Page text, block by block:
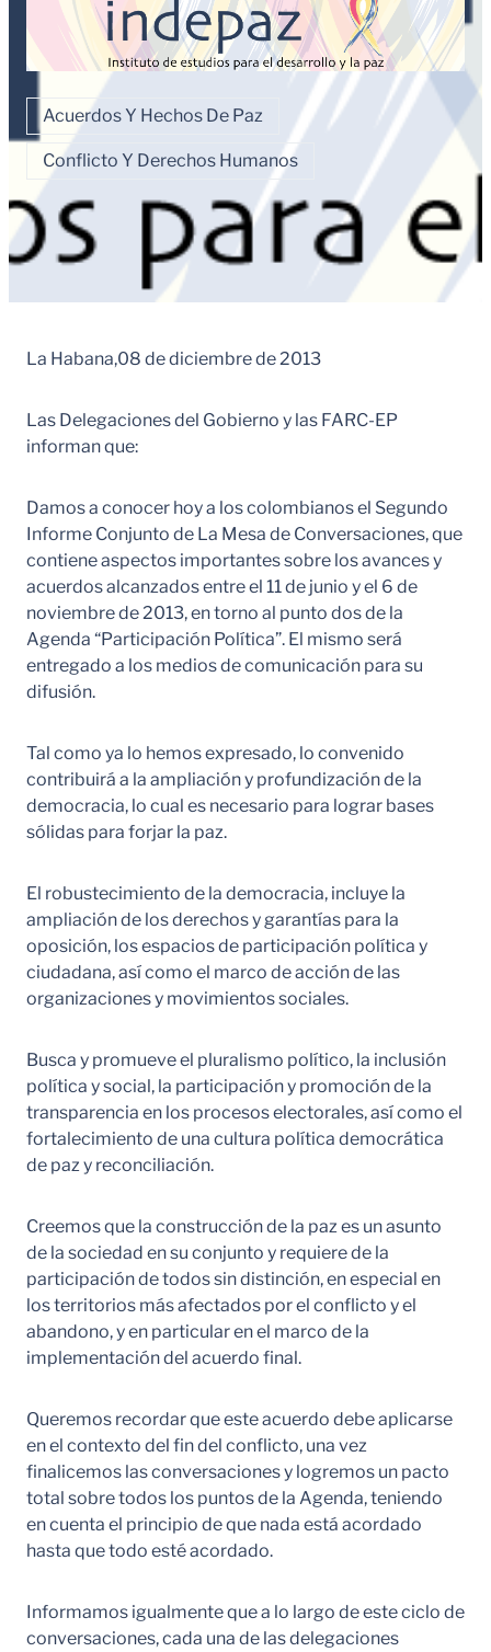
Acuerdos Y Hechos De Paz
Conflicto Y Derechos Humanos
La Habana,08 de diciembre de 2013
Las Delegaciones del Gobierno y las FARC-EP
informan que:
Damos a conocer hoy a los colombianos el Segundo
Informe Conjunto de La Mesa de Conversaciones, que
contiene aspectos importantes sobre los avances y
acuerdos alcanzados entre el 11 de junio y el 6 de
noviembre de 2013, en torno al punto dos de la
Agenda “Participación Política”. El mismo será
entregado a los medios de comunicación para su
difusión.
Tal como ya lo hemos expresado, lo convenido
contribuirá a la ampliación y profundización de la
democracia, lo cual es necesario para lograr bases
sólidas para forjar la paz.
El robustecimiento de la democracia, incluye la
ampliación de los derechos y garantías para la
oposición, los espacios de participación política y
ciudadana, así como el marco de acción de las
organizaciones y movimientos sociales.
Busca y promueve el pluralismo político, la inclusión
política y social, la participación y promoción de la
transparencia en los procesos electorales, así como el
fortalecimiento de una cultura política democrática
de paz y reconciliación.
Creemos que la construcción de la paz es un asunto
de la sociedad en su conjunto y requiere de la
participación de todos sin distinción, en especial en
los territorios más afectados por el conflicto y el
abandono, y en particular en el marco de la
implementación del acuerdo final.
Queremos recordar que este acuerdo debe aplicarse
en el contexto del fin del conflicto, una vez
finalicemos las conversaciones y logremos un pacto
total sobre todos los puntos de la Agenda, teniendo
en cuenta el principio de que nada está acordado
hasta que todo esté acordado.
Informamos igualmente que a lo largo de este ciclo de
conversaciones, cada una de las delegaciones